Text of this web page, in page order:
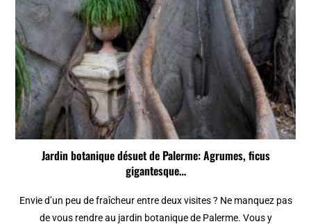
Jardin botanique désuet de Palerme: Agrumes, ficus
gigantesque…
Envie d’un peu de fraîcheur entre deux visites ? Ne manquez pas
de vous rendre au jardin botanique de Palerme. Vous y